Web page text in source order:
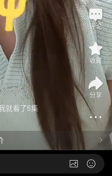
就看了5集
评论
收藏
分享